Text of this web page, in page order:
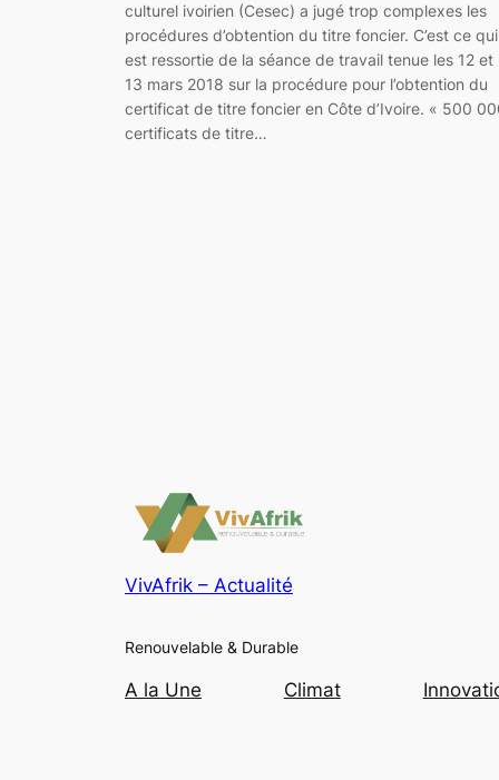
culturel ivoirien (Cesec) a jugé trop complexes les
procédures d’obtention du titre foncier. C’est ce qui
est ressortie de la séance de travail tenue les 12 et
13 mars 2018 sur la procédure pour l’obtention du
certificat de titre foncier en Côte d’Ivoire. « 500
certificats de titre…
VivAfrik – Actualité
Renouvelable & Durable
A la Une Climat